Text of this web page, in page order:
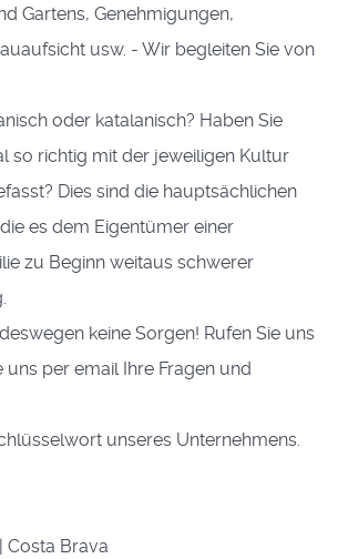
Gartens, Genehmigungen,
usw. - Wir begleiten Sie von
oder katalanisch? Haben Sie
so richtig mit der jeweiligen Kultur
Dies sind die hauptsächlichen
es dem Eigentümer einer
zu Beginn weitaus schwerer
keine Sorgen! Rufen Sie uns
uns per email Ihre Fragen und
unseres Unternehmens.
Costa Brava